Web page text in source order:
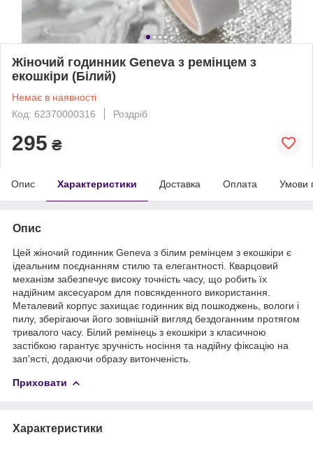
Жіночий годинник Geneva з ремінцем з
екошкіри (Білий)
Немає в наявності
Код: 62370000316
Роздріб
295 ₴
Опис Характеристики Доставка Оплата Умови
Опис
Цей жіночий годинник Geneva з білим ремінцем з екошкіри є
ідеальним поєднанням стилю та елегантності. Кварцовий
механізм забезпечує високу точність часу, що робить їх
надійним аксесуаром для повсякденного використання.
Металевий корпус захищає годинник від пошкоджень, вологи і
пилу, зберігаючи його зовнішній вигляд бездоганним протягом
тривалого часу. Білий ремінець з екошкіри з класичною
застібкою гарантує зручність носіння та надійну фіксацію на
зап'ясті, додаючи образу витонченість.
Приховати
Характеристики